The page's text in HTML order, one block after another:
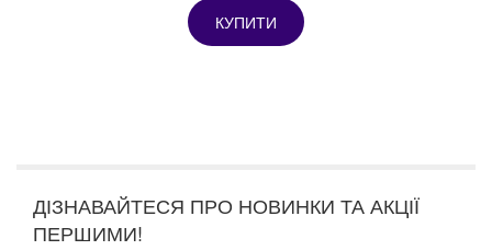
КУПИТИ
ДІЗНАВАЙТЕСЯ ПРО НОВИНКИ ТА АКЦІЇ
ПЕРШИМИ!